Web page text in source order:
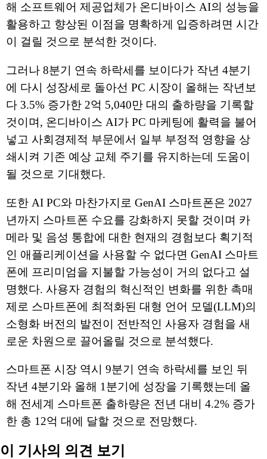
해 소프트웨어 제공업체가 온디바이스 AI의 성능을
활용하고 향상된 이점을 명확하게 입증하려면 시간
이 걸릴 것으로 분석한 것이다.
그러나 8분기 연속 하락세를 보이다가 작년 4분기
에 다시 성장세로 돌아선 PC 시장이 올해는 작년보
다 3.5% 증가한 2억 5,040만 대의 출하량을 기록할
것이며, 온디바이스 AI가 PC 마케팅에 활력을 불어
넣고 사회경제적 부문에서 일부 부정적 영향을 상
쇄시켜 기존 예상 교체 주기를 유지하는데 도움이
될 것으로 기대했다.
또한 AI PC와 마찬가지로 GenAI 스마트폰은 2027
년까지 스마트폰 수요를 강화하지 못할 것이며 카
메라 및 음성 통합에 대한 현재의 경험보다 획기적
인 애플리케이션을 사용할 수 없다면 GenAI 스마트
폰에 프리미엄을 지불할 가능성이 거의 없다고 설
명했다. 사용자 경험의 혁신적인 변화를 위한 촉매
제로 스마트폰에 최적화된 대형 언어 모델(LLM)의
소형화 버전의 발전이 전반적인 사용자 경험을 새
로운 차원으로 끌어올릴 것으로 분석했다.
스마트폰 시장 역시 9분기 연속 하락세를 보인 뒤
작년 4분기와 올해 1분기에 성장을 기록했는데 올
해 전세계 스마트폰 출하량은 전년 대비 4.2% 증가
한 총 12억 대에 달할 것으로 전망했다.
이 기사의 의견 보기